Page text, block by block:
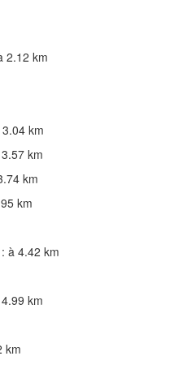
2.12 km
km
km
km
km
: à 4.42 km
km
km